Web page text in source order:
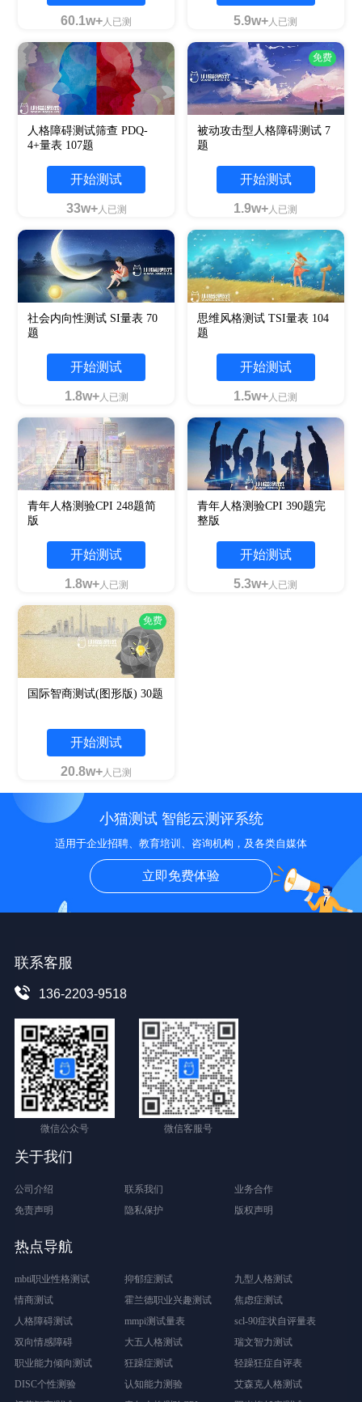
60.1w+人已测 5.9w+人已测
人格障碍测试筛查 PDQ-
4+量表 107题
开始测试
33w+人已测
免费
被动攻击型人格障碍测试 7
题
开始测试
1.9w+人已测
社会内向性测试 SI量表 70
题
开始测试
1.8w+人已测
思维风格测试 TSI量表 104
题
开始测试
1.5w+人已测
青年人格测验CPI 248题简
版
开始测试
1.8w+人已测
青年人格测验CPI 390题完
整版
开始测试
5.3w+人已测
免费
国际智商测试(图形版) 30题
开始测试
20.8w+人已测
小猫测试 智能云测评系统
适用于企业招聘、教育培训、咨询机构，及各类自媒体
立即免费体验
联系客服
136-2203-9518
微信公众号 微信客服号
关于我们
公司介绍 联系我们
业务合作
免责声明
隐私保护 版权声明
热点导航
mbti职业性格测试 抑郁症测试
九型人格测试
情商测试
霍兰德职业兴趣测试
焦虑症测试
人格障碍测试
mmpi测试量表
scl-90症状自评量表
双向情感障碍
大五人格测试
瑞文智力测试
职业能力倾向测试
狂躁症测试
轻躁狂症自评表
DISC个性测验
认知能力测验
艾森克人格测试